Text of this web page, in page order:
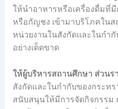
ให้นำอาหารหรือเครื่องดื่มที่
หรือกัญชง เข้ามาบริโภคใน
หน่วยงานในสังกัดและในกำ
อย่างเด็ดขาด
ให้ผู้บริหารสถานศึกษา ส่วนร
สังกัดและในกำกับของกระทร
สนับสนุนให้มีการจัดกิจกรรม